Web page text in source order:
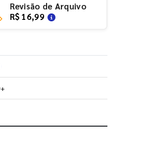
Revisão de Arquivo
R$ 16,99
as condições de entrega